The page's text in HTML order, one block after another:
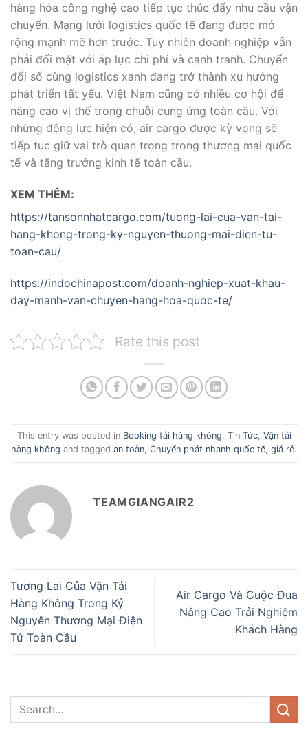
hàng hóa công nghệ cao tiếp tục thúc đẩy nhu cầu vận
chuyển. Mạng lưới logistics quốc tế đang được mở
rộng mạnh mẽ hơn trước. Tuy nhiên doanh nghiệp vẫn
phải đối mặt với áp lực chi phí và cạnh tranh. Chuyển
đổi số cùng logistics xanh đang trở thành xu hướng
phát triển tất yếu. Việt Nam cũng có nhiều cơ hội để
nâng cao vị thế trong chuỗi cung ứng toàn cầu. Với
những động lực hiện có, air cargo được kỳ vọng sẽ
tiếp tục giữ vai trò quan trọng trong thương mại quốc
tế và tăng trưởng kinh tế toàn cầu.
XEM THÊM:
https://tansonnhatcargo.com/tuong-lai-cua-van-tai-
hang-khong-trong-ky-nguyen-thuong-mai-dien-tu-
toan-cau/
https://indochinapost.com/doanh-nghiep-xuat-khau-
day-manh-van-chuyen-hang-hoa-quoc-te/
Rate this post
This entry was posted in Booking tải hàng không, Tin Tức, Vận tải
hàng không and tagged an toàn, Chuyển phát nhanh quốc tế, giá rẻ.
TEAMGIANGAIR2
Tương Lai Của Vận Tải
Hàng Không Trong Kỷ
Nguyên Thương Mại Điện
Tử Toàn Cầu
Air Cargo Và Cuộc Đua
Nâng Cao Trải Nghiệm
Khách Hàng